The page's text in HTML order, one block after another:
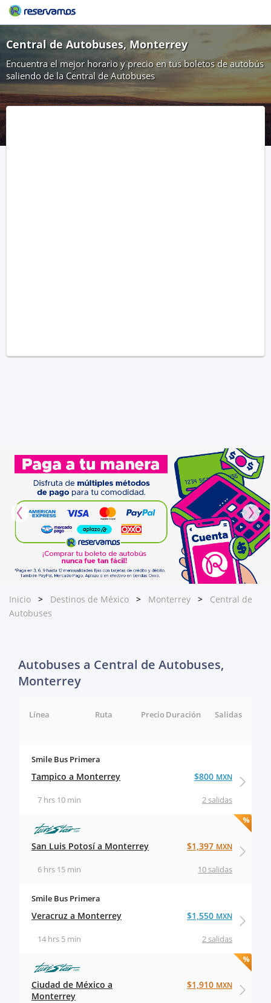
Central de Autobuses, Monterrey
Encuentra el mejor horario y precio en tus boletos de autobús
saliendo de la Central de Autobuses
Inicio Destinos de México Monterrey
Central de
Autobuses
Autobuses a Central de Autobuses,
Monterrey
Línea Ruta Salidas
Duración
Precio
Smile Bus Primera
Tampico a Monterrey
2 salidas
7 hrs 10 min
$800 MXN
San Luis Potosí a Monterrey
10 salidas
6 hrs 15 min
$1,397 MXN
Smile Bus Primera
Veracruz a Monterrey
2 salidas
14 hrs 5 min
$1,550 MXN
Ciudad de México a
Monterrey
$1,910 MXN